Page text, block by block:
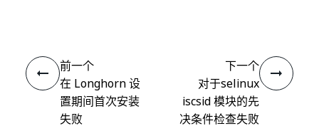
前一个
在 Longhorn 设
置期间首次安装
失败
下一个
对于selinux
iscsid 模块的先
决条件检查失败